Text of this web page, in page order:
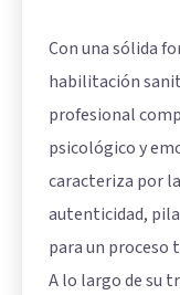
Con una sólida
habilitación
profesional
psicológico y
caracteriza por
autenticidad,
para un proceso
A lo largo de su